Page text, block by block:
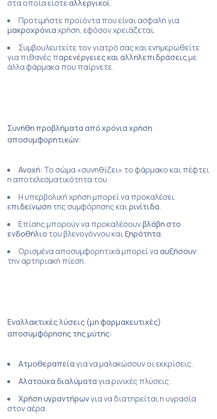
στα οποία είστεαλλεργικοί.
Προτιμήστε προϊόντα που είναι ασφαλή για
μακροχρόνιαχρήση, εφόσον χρειάζεται.
Συμβουλευτείτε τον γιατρό σας και ενημερωθείτε
για πιθανές παρενέργειες και αλληλεπιδράσειςμε
άλλα φάρμακα που παίρνετε.
Συνήθη προβλήματα από χρόνια χρήση
αποσυμφορητικών:
Ανοχή: Το σώμα «συνηθίζει» το φάρμακο και πέφτει
η αποτελεσματικότητα του.
Η υπερβολική χρήση μπορεί να προκαλέσει
επιδείνωσητης συμφόρησης καιρινίτιδα.
Επίσης μπορούν να προκαλέσουνβλάβη στο
ενδοθήλιοτου βλενογόννου καιξηρότητα.
Ορισμένα αποσυμφορητικά μπορεί να αυξήσουν
την αρτηριακή πίεση.
Εναλλακτικές λύσεις (μη φαρμακευτικές)
αποσυμφόρησης της μύτης:
Ατμοθεραπείαγια να μαλακώσουν οι εκκρίσεις.
Αλατούχα διαλύματαγια ρινικές πλύσεις.
Χρήση υγραντήρωνγια να διατηρείται η υγρασία
στον αέρα.